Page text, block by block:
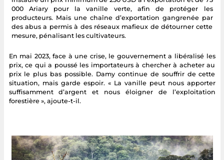
000 Ariary pour la vanille verte, afin de protéger les
producteurs. Mais une chaîne d’exportation gangrenée par
des abus a permis à des réseaux mafieux de détourner cette
mesure, pénalisant les cultivateurs.
En mai 2023, face à une crise, le gouvernement a libéralisé les
prix, ce qui a poussé les importateurs à chercher à acheter au
prix le plus bas possible. Damy continue de souffrir de cette
situation, mais garde espoir. « La vanille peut nous apporter
suffisamment d’argent et nous éloigner de l’exploitation
forestière », ajoute-t-il.